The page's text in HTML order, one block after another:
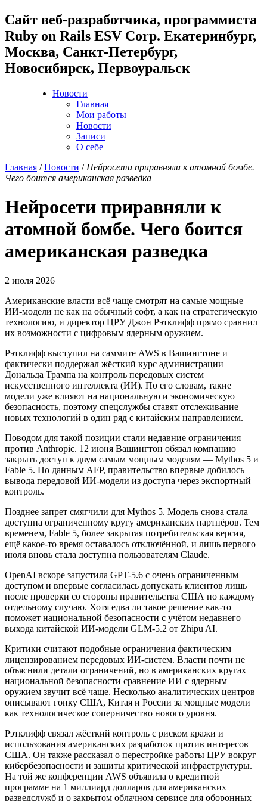
Cайт веб-разработчика, программиста
Ruby on Rails ESV Corp. Екатеринбург,
Москва, Санкт-Петербург,
Новосибирск, Первоуральск
Новости
Главная
Мои работы
Новости
Записи
О себе
Главная /Новости / Нейросети приравняли к атомной бомбе.
Чего боится американская разведка
Нейросети приравняли к
атомной бомбе. Чего боится
американская разведка
2 июля 2026
Американские власти всё чаще смотрят на самые мощные
ИИ-модели не как на обычный софт, а как на стратегическую
технологию, и директор ЦРУ Джон Рэтклифф прямо сравнил
их возможности с цифровым ядерным оружием.
Рэтклифф выступил на саммите AWS в Вашингтоне и
фактически поддержал жёсткий курс администрации
Дональда Трампа на контроль передовых систем
искусственного интеллекта (ИИ). По его словам, такие
модели уже влияют на национальную и экономическую
безопасность, поэтому спецслужбы ставят отслеживание
новых технологий в один ряд с китайским направлением.
Поводом для такой позиции стали недавние ограничения
против Anthropic. 12 июня Вашингтон обязал компанию
закрыть доступ к двум самым мощным моделям — Mythos 5 и
Fable 5. По данным AFP, правительство впервые добилось
вывода передовой ИИ-модели из доступа через экспортный
контроль.
Позднее запрет смягчили для Mythos 5. Модель снова стала
доступна ограниченному кругу американских партнёров. Тем
временем, Fable 5, более закрытая потребительская версия,
ещё какое-то время оставалось отключённой, и лишь первого
июля вновь стала доступна пользователям Claude.
OpenAI вскоре запустила GPT-5.6 с очень ограниченным
доступом и впервые согласилась допускать клиентов лишь
после проверки со стороны правительства США по каждому
отдельному случаю. Хотя едва ли такое решение как-то
поможет национальной безопасности с учётом недавнего
выхода китайской ИИ-модели GLM-5.2 от Zhipu AI.
Критики считают подобные ограничения фактическим
лицензированием передовых ИИ-систем. Власти почти не
объяснили детали ограничений, но в американских кругах
национальной безопасности сравнение ИИ с ядерным
оружием звучит всё чаще. Несколько аналитических центров
описывают гонку США, Китая и России за мощные модели
как технологическое соперничество нового уровня.
Рэтклифф связал жёсткий контроль с риском кражи и
использования американских разработок против интересов
США. Он также рассказал о перестройке работы ЦРУ вокруг
кибербезопасности и защиты критической инфраструктуры.
На той же конференции AWS объявила о кредитной
программе на 1 миллиард долларов для американских
разведслужб и о закрытом облачном сервисе для оборонных